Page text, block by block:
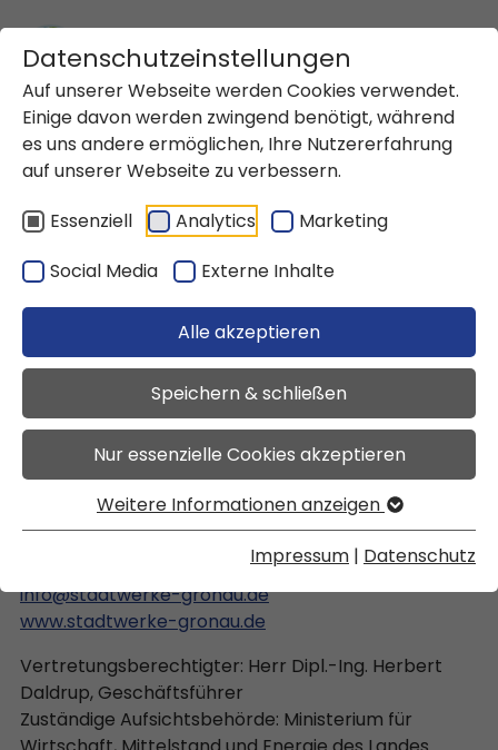
Datenschutzeinstellungen
Auf unserer Webseite werden Cookies verwendet.
Einige davon werden zwingend benötigt, während
es uns andere ermöglichen, Ihre Nutzererfahrung
auf unserer Webseite zu verbessern.
Datenschutzeinstellungen
Essenziell Analytics
Marketing
Social Media
Externe Inhalte
Alle akzeptieren
Speichern & schließen
Nur essenzielle Cookies akzeptieren
Weitere Informationen anzeigen
Impressum | Datenschutz
Startseite Impressum
Impressum
Impressum der Stadtwerke Gronau
Stadtwerke Gronau GmbH
-Gesellschaft mit beschränkter Haftung-
Laubstiege 19
48599 Gronau
info@stadtwerke-gronau.de
www.stadtwerke-gronau.de
Vertretungsberechtigter: Herr Dipl.-Ing. Herbert
Daldrup, Geschäftsführer
Zuständige Aufsichtsbehörde: Ministerium für